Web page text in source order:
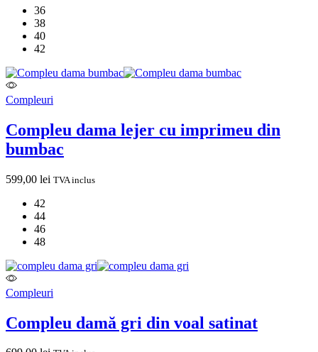
36
38
40
42
Compleuri
Compleu dama lejer cu imprimeu din
bumbac
599,00 lei TVA inclus
42
44
46
48
Compleuri
Compleu damă gri din voal satinat